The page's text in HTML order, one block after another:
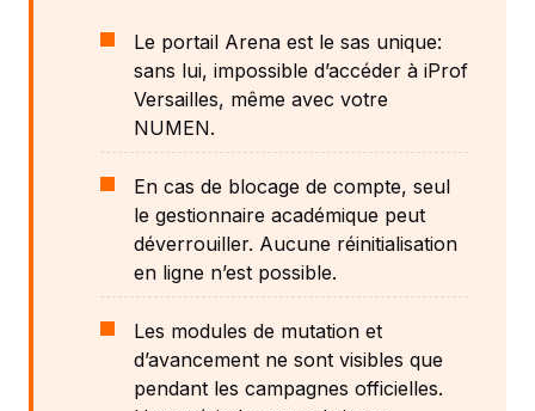
Le portail Arena est le sas unique:
sans lui, impossible d’accéder à iProf
Versailles, même avec votre
NUMEN.
En cas de blocage de compte, seul
le gestionnaire académique peut
déverrouiller. Aucune réinitialisation
en ligne n’est possible.
Les modules de mutation et
d’avancement ne sont visibles que
pendant les campagnes officielles.